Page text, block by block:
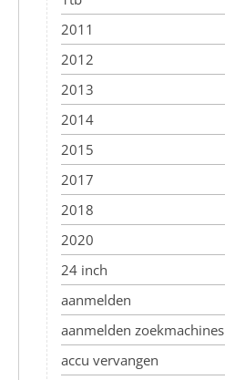
2011
2012
2013
2014
2015
2017
2018
2020
24 inch
aanmelden
aanmelden zoekmachines
accu vervangen